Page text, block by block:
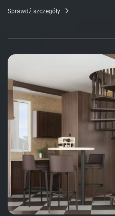
Sprawdź szczegóły